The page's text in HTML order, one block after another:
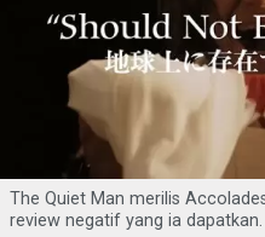
The Quiet Man merilis
review negatif yang ia dapatkan.